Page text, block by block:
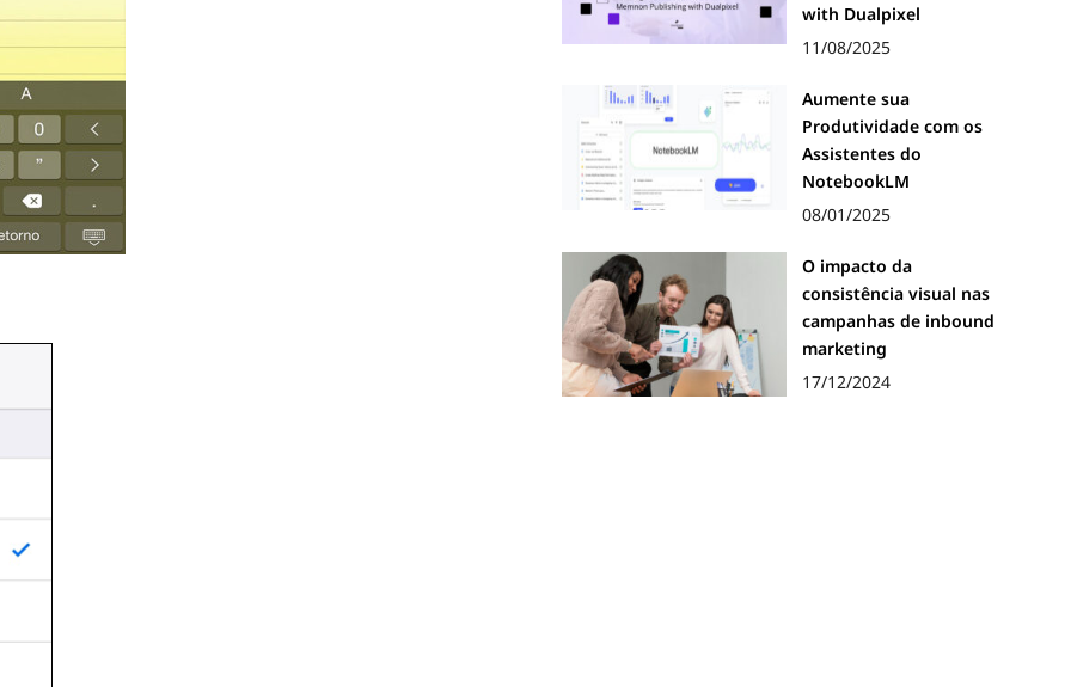
with Dualpixel
11/08/2025
Aumente sua
Produtividade com os
Assistentes do
NotebookLM
08/01/2025
O impacto da
consistência visual nas
campanhas de inbound
marketing
17/12/2024